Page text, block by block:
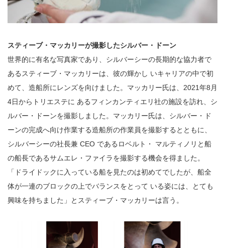
スティーブ・マッカリーが撮影したシルバー・ドーン
世界的に有名な写真家であり、シルバーシーの長期的な協力者で
あるスティーブ・マッカリーは、彼の輝かし いキャリアの中で初
めて、造船所にレンズを向けました。マッカリー氏は、2021年8月
4日からトリエステに あるフィンカンティエリ社の施設を訪れ、シ
ルバー・ドーンを撮影しました。マッカリー氏は、シルバー・ド
ーンの完成へ向け作業する造船所の作業員を撮影するとともに、
シルバーシーの社長兼 CEO であるロベルト・ マルティノリと船
の船長であるサムエレ・ファイラを撮影する機会を得ました。
「ドライドックに入っている船を見たのは初めてでしたが、船全
体が一連のブロックの上でバランスをとって いる姿には、とても
興味を持ちました」とスティーブ・マッカリーは言う。